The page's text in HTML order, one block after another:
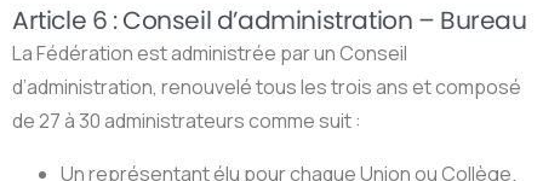
Article 6 : Conseil d’administration – Bureau
La Fédération est administrée par un Conseil
d’administration, renouvelé tous les trois ans et composé
de 27 à 30 administrateurs comme suit :
Un représentant élu pour chaque Union ou Collège.